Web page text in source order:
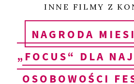
INNE FILMY Z
NAGRODA
„FOCUS“ DLA
OSOBOWOŚCI